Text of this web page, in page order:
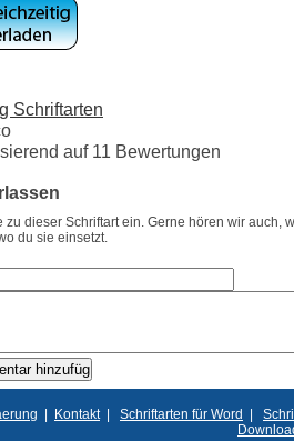
Schriftarten
auf 11 Bewertungen
dieser Schriftart ein. Gerne hören wir auch,
du sie einsetzt.
| Kontakt| Schriftarten für Word |